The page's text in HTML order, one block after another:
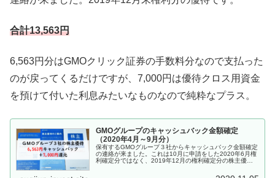
合計13,563円
6,563円分はGMOクリック証券の手数料分なので支払った
のが戻ってくるだけですが、7,000円は優待クロス用資金
を預けて付いた利息みたいなものなので純粋なプラス。
GMOグループのキャッシュバック金額確定
（2020年4月～9月分）
保有するGMOグループ３社からキャッシュバック金額確定
の連絡が来ました。これは10月に申請をした2020年6月権
利確定分ではなく、2019年12月の権利確定分の株主優待